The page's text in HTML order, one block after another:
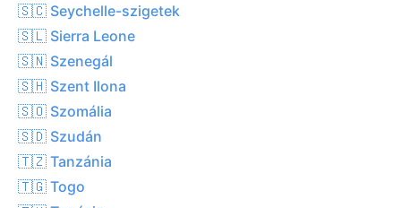
🇸🇨 Seychelle-szigetek
🇸🇱 Sierra Leone
🇸🇳 Szenegál
🇸🇭 Szent Ilona
🇸🇴 Szomália
🇸🇩 Szudán
🇹🇿 Tanzánia
🇹🇬 Togo